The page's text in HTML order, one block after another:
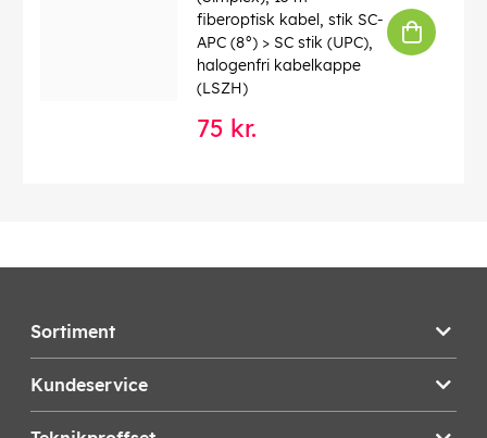
fiberoptisk kabel, stik SC-
APC (8°) > SC stik (UPC),
halogenfri kabelkappe
(LSZH)
75 kr.
Sortiment
Kundeservice